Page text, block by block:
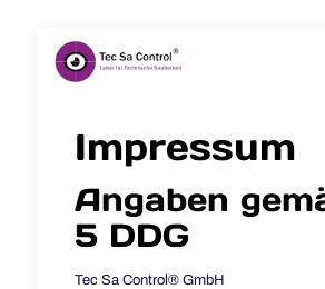
Impressum
Angaben
5 DDG
Tec Sa Control® GmbH